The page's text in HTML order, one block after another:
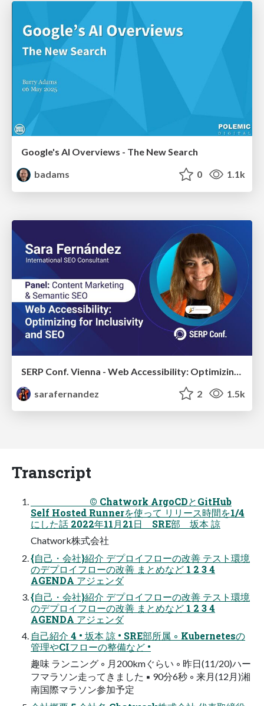
Google's AI Overviews - The New Search
badams
0 1.1k
sarafernandez
2 1.5k
Transcript
© Chatwork ArgoCDとGitHub
Self Hosted Runnerを使って リリース時間を1/4
にした話 2022年11月21日 SRE部 坂本 諒
Chatwork株式会社
{自己・会社}紹介 デプロイフローの改善 テスト環境
のデプロイフローの改善 まとめなど 1 2 3 4
AGENDA アジェンダ
{自己・会社}紹介 デプロイフローの改善 テスト環境
のデプロイフローの改善 まとめなど 1 2 3 4
AGENDA アジェンダ
自己紹介 4 • 坂本 諒 • SRE部所属 ◦ Kubernetesの
管理やCIフローの整備など •
趣味 ランニング ◦ 月200kmぐらい ◦ 昨日(11/20)ハー
フマラソン走ってきました ▪ 90分6秒 ◦ 来月(12月)湘
南国際マラソン参加予定